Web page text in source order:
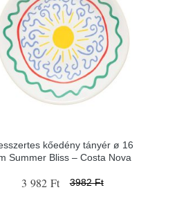
kőedény tányér ø 16
Summer Bliss – Costa Nova
3 982 Ft 3982 Ft